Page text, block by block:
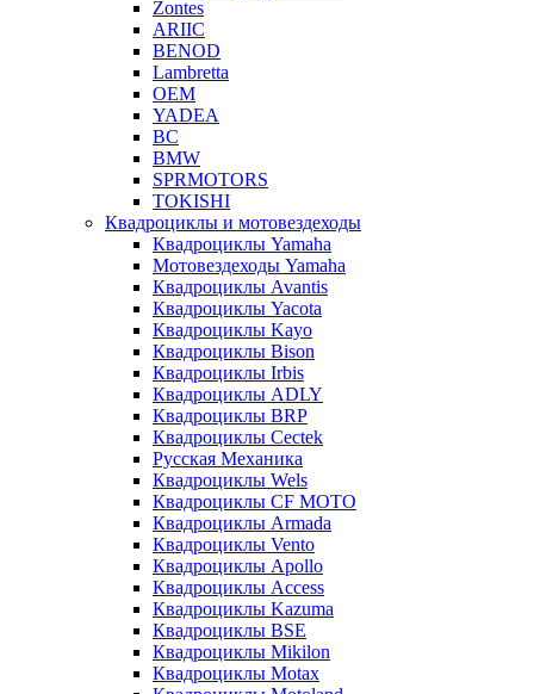
Zontes
ARIIC
BENOD
Lambretta
OEM
YADEA
BC
BMW
SPRMOTORS
TOKISHI
Квадроциклы и мотовездеходы
Квадроциклы Yamaha
Мотовездеходы Yamaha
Квадроциклы Avantis
Квадроциклы Yacota
Квадроциклы Kayo
Квадроциклы Bison
Квадроциклы Irbis
Квадроциклы ADLY
Квадроциклы BRP
Квадроциклы Cectek
Русская Механика
Квадроциклы Wels
Квадроциклы CF MOTO
Квадроциклы Armada
Квадроциклы Vento
Квадроциклы Apollo
Квадроциклы Access
Квадроциклы Kazuma
Квадроциклы BSE
Квадроциклы Mikilon
Квадроциклы Motax